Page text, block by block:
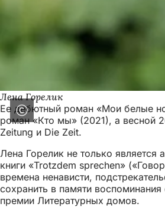
Лена Горелик
Ее дебютный роман «Мои белые
роман «Кто мы» (2021), а весной
Zeitung и Die Zeit.
Лена Горелик не только
книги «Trotzdem sprechen»
времена ненависти,
сохранить в памяти
премии Литературных домов.